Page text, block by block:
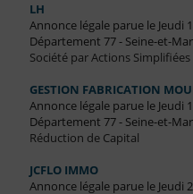
LH
Annonce légale parue le Jeudi
Département 77 - Seine-et-
Société par Actions
GESTION FABRICATION
Annonce légale parue le Jeudi
Département 77 - Seine-et-
Réduction de Capital
JCFLO IMMO
Annonce légale parue le Jeudi